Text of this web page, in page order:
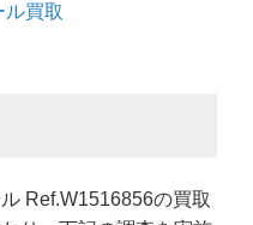
ル買取
Ref.W1516856の買取